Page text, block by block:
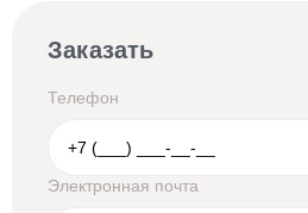
Заказать
Телефон
Электронная почта